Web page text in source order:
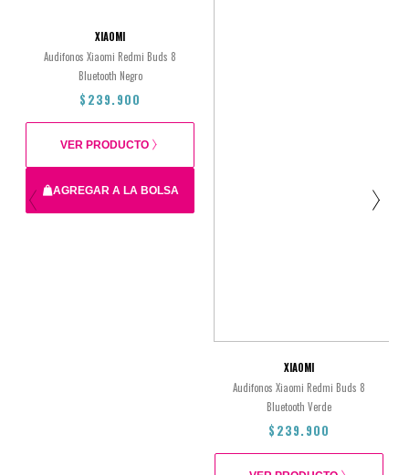
XIAOMI
Audifonos Xiaomi Redmi Buds 8
Bluetooth Negro
$239.900
AGREGAR A LA BOLSA
VER PRODUCTO
XIAOMI
Audifonos Xiaomi Redmi Buds 8
Bluetooth Verde
$239.900